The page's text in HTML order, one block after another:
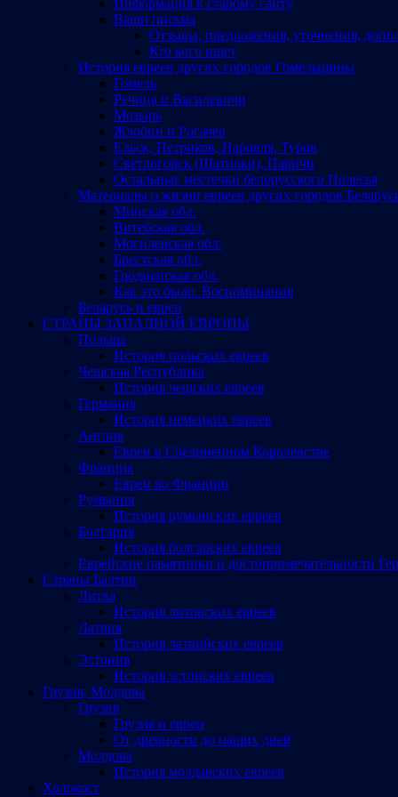
Ваши письма
Отзывы, предложения, уточнения,
Кто кого ищет
История евреев других городов Гомельщины
Гомель
Речица и Василевичи
Мозырь
Жлобин и Рогачев
Ельск, Петриков, Наровля, Туров
Светлогорск (Шатилки), Паричи
Остальные местечки белорусского Полесья
Материалы о жизни евреев других городов
Минская обл.
Витебская обл.
Могилевская обл.
Брестская обл.
Гродненская обл.
Как это было. Воспоминания
Беларусь и евреи
СТРАНЫ ЗАПАДНОЙ ЕВРОПЫ
Польша
История польских евреев
Чешская Республика
История чешских евреев
Германия
История немецких евреев
Англия
Евреи в Соединенном Королевстве
Франция
Евреи во Франции
Румыния
История румынских евреев
Болгария
История болгарских евреев
Еврейские памятники и достопримечательности
Страны Балтии
Литва
История литовских евреев
Латвия
История латвийских евреев
Эстония
История эстонских евреев
Грузия, Молдова
Грузия
Грузия и евреи
От древности до наших дней
Молдова
История молдавских евреев
Холокост